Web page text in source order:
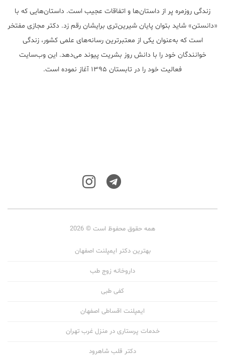
زندگی روزمره پر از داستان‌ها و اتفاقات عجیب است. داستان‌هایی که با
«دانستن» شاید بتوان پایان شیرین‌تری برایشان رقم زد. دکتر مجازی مفتخر
است که به‌عنوان یکی از معتبر‌ترین رسانه‌های علمی کشور، زندگی
خوانندگان خود را با دانش روز بشریت پیوند می‌دهد. این وب‌سایت
فعالیت خود را در تابستان ۱۳۹۵ آغاز نموده است.
همه حقوق محفوظ است © 2026
بهترین دکتر ایمپلنت اصفهان
داروخانه زوج طب
کفی طبی
ایمپلنت اقساطی اصفهان
خدمات پرستاری در منزل غرب تهران
دکتر قلب شاهرود